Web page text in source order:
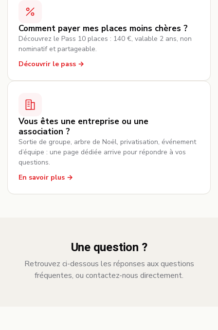
Comment payer mes places moins chères ?
Découvrez le Pass 10 places : 140 €, valable 2 ans, non
nominatif et partageable.
Découvrir le pass
Vous êtes une entreprise ou une
association ?
Sortie de groupe, arbre de Noël, privatisation, événement
d’équipe : une page dédiée arrive pour répondre à vos
questions.
En savoir plus
Une question ?
Retrouvez ci-dessous les réponses aux questions
fréquentes, ou contactez-nous directement.